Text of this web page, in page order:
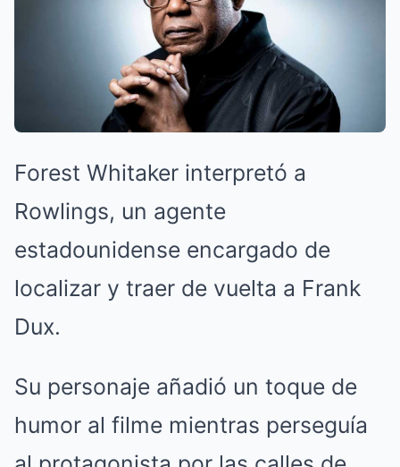
Forest Whitaker interpretó a
Rowlings, un agente
estadounidense encargado de
localizar y traer de vuelta a Frank
Dux.
Su personaje añadió un toque de
humor al filme mientras perseguía